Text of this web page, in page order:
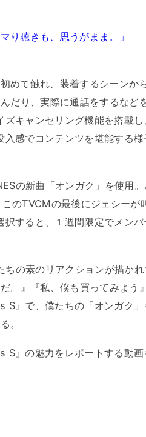
り聴きも、思うがまま。」
めて触れ、装着するシーンか
だり、実際に通話をするなど
キャンセリング機能を搭載し
感でコンテンツを堪能する様
の新曲「オンガク」を使用。
のTVCMの最後にジェシーが
すると、１週間限定でメンバ
の素のリアクションが描かれ
。』『私、僕も買ってみよう
』で、僕たちの「オンガク」
。
』の魅力をレポートする動画